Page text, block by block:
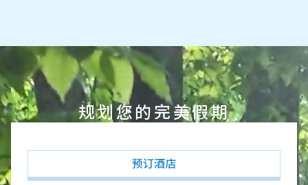
规划您的完美假期
预订酒店